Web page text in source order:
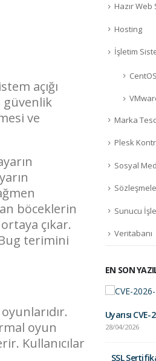
açığı
güvenlik
ve
böceklerin
çıkar.
terimini
oyun
Kullanıcılar
Hazır
Hosting
İşletim
CentOS
Marka
Plesk
Sosyal
Sunucu
Veritabanı
EN SON
Uyarısı
28/04/2026
SSL